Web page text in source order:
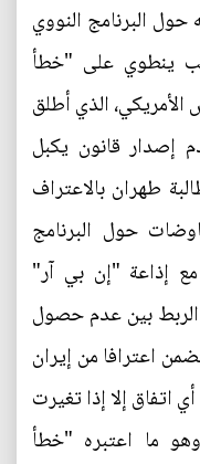
حول البرنامج النووي
ينطوي على "خطأ
الذي أطلق
إصدار قانون يكبل
طهران بالاعتراف
حول البرنامج
مع إذاعة "إن بي آر"
الربط بين عدم حصول
اعترافا من إيران
اتفاق إلا إذا تغيرت
وهو ما اعتبره "خطأ